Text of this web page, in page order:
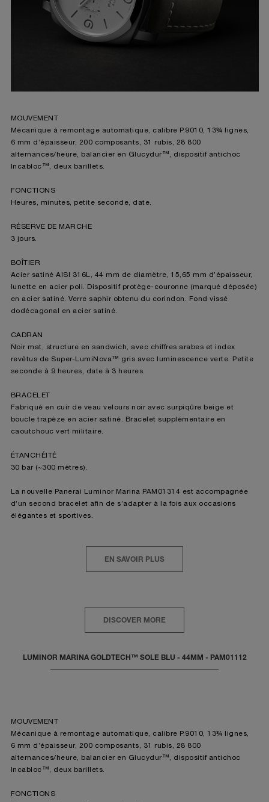
MOUVEMENT
Mécanique à remontage automatique, calibre P.9010, 13¾ lignes,
6 mm d’épaisseur, 200 composants, 31 rubis, 28 800
alternances/heure, balancier en Glucydur™, dispositif antichoc
Incabloc™, deux barillets.
FONCTIONS
Heures, minutes, petite seconde, date.
RÉSERVE DE MARCHE
3 jours.
BOÎTIER
Acier satiné AISI 316L, 44 mm de diamètre, 15,65 mm d’épaisseur,
lunette en acier poli. Dispositif protège-couronne (marqué déposée)
en acier satiné. Verre saphir obtenu du corindon. Fond vissé
dodécagonal en acier satiné.
CADRAN
Noir mat, structure en sandwich, avec chiffres arabes et index
revêtus de Super-LumiNova™ gris avec luminescence verte. Petite
seconde à 9 heures, date à 3 heures.
BRACELET
Fabriqué en cuir de veau velours noir avec surpiqûre beige et
boucle trapèze en acier satiné. Bracelet supplémentaire en
caoutchouc vert militaire.
ÉTANCHÉITÉ
30 bar (~300 mètres).
La nouvelle Panerai Luminor Marina PAM01314 est accompagnée
d’un second bracelet afin de s’adapter à la fois aux occasions
élégantes et sportives.
EN SAVOIR PLUS
DISCOVER MORE
LUMINOR MARINA GOLDTECH™ SOLE BLU - 44MM - PAM01112
MOUVEMENT
Mécanique à remontage automatique, calibre P.9010, 13¾ lignes,
6 mm d’épaisseur, 200 composants, 31 rubis, 28 800
alternances/heure, balancier en Glucydur™, dispositif antichoc
Incabloc™, deux barillets.
FONCTIONS
donnez votre consentement uniquement
pour l’utilisation des cookies techniques.